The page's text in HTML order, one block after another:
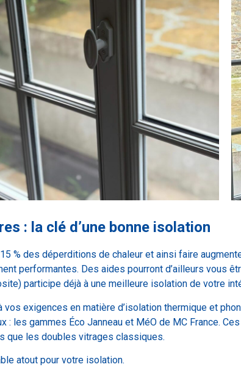
: la clé d’une bonne isolation
% des déperditions de chaleur et ainsi faire
performantes. Des aides pourront d’ailleurs vous
participe déjà à une meilleure isolation de votre
exigences en matière d’isolation thermique et
les gammes Éco Janneau et MéO de MC France.
que les doubles vitrages classiques.
atout pour votre isolation.